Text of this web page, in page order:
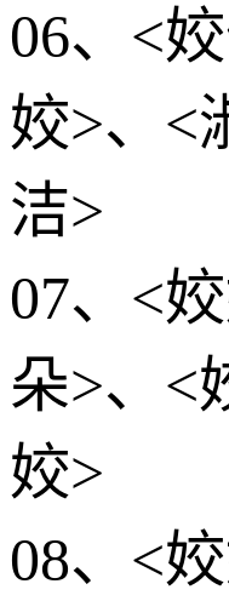
06、<
姣>、<
洁>
07、<
朵>、<
姣>
08、<